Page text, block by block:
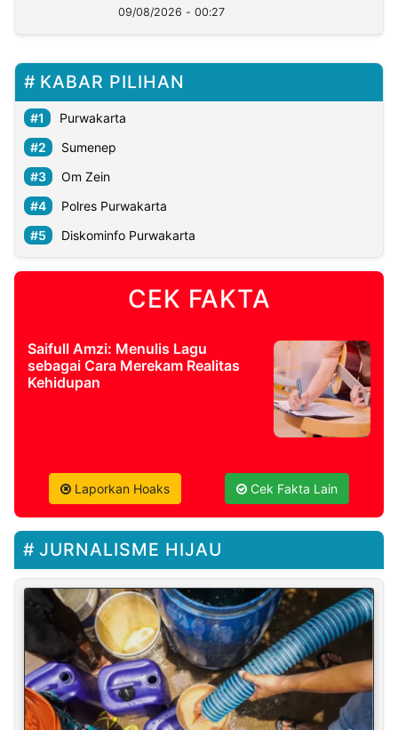
09/08/2026 - 00:27
KABAR PILIHAN
Purwakarta
Sumenep
Om Zein
Polres Purwakarta
Diskominfo Purwakarta
CEK FAKTA
Saifull Amzi: Menulis Lagu
sebagai Cara Merekam Realitas
Kehidupan
Laporkan Hoaks Cek Fakta Lain
JURNALISME HIJAU